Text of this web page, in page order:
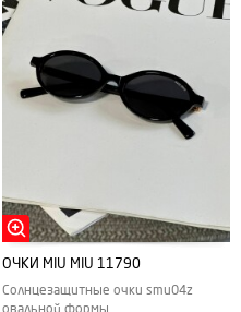
ОЧКИ MIU MIU 11790
Солнцезащитные очки smu04z
овальной формы